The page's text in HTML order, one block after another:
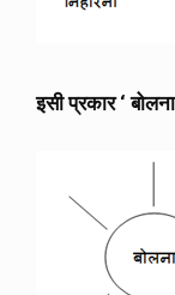
इसी प्रकार ‘